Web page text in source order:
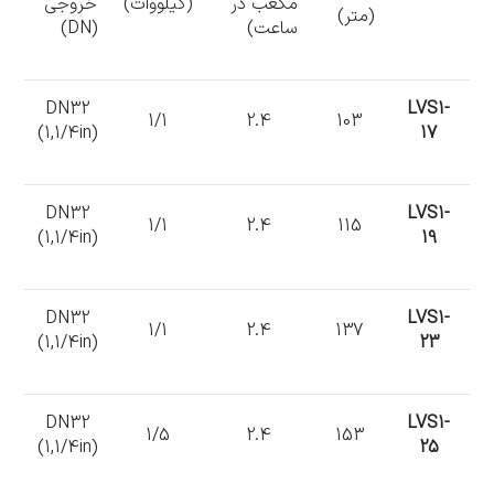
(متر)
ساعت)
(DN)
LVS1-
17
103
2.4
1/1
DN32
(1,1/4in)
LVS1-
19
115
2.4
1/1
DN32
(1,1/4in)
LVS1-
23
137
2.4
1/1
DN32
(1,1/4in)
LVS1-
25
153
2.4
1/5
DN32
(1,1/4in)